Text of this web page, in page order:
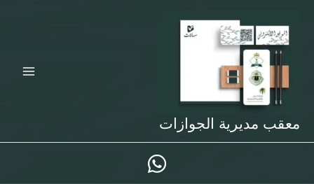
المحتوى
معقب مديرية الجوازات